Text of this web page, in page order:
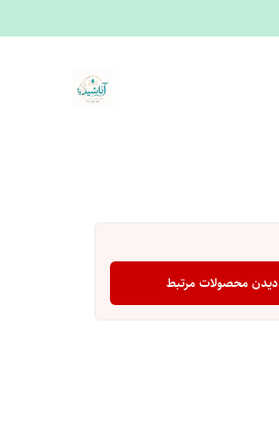
دیدن محصولات مرتبط